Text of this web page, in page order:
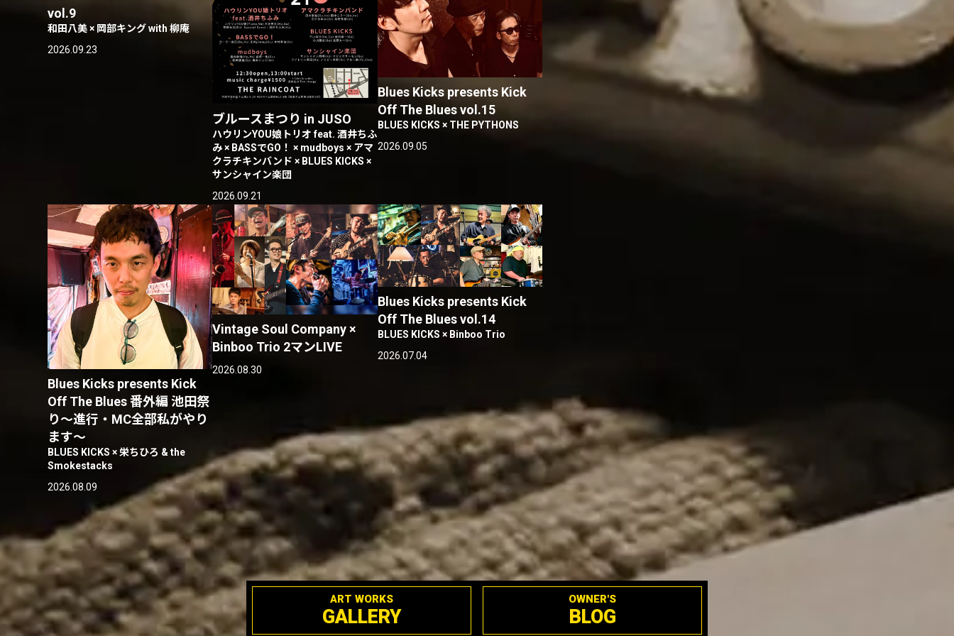
vol.9
和田八美 × 岡部キング with 柳庵
2026.09.23
ブルースまつり in JUSO
ハウリンYOU娘トリオ feat. 酒井ちふ
み × BASSでGO！ × mudboys × アマ
クラチキンバンド × BLUES KICKS ×
サンシャイン楽団
2026.09.21
Blues Kicks presents Kick
Off The Blues vol.15
BLUES KICKS × THE PYTHONS
2026.09.05
Blues Kicks presents Kick
Off The Blues 番外編 池田祭
り〜進行・MC全部私がやり
ます〜
BLUES KICKS × 栄ちひろ & the
Smokestacks
2026.08.09
Vintage Soul Company ×
Binboo Trio 2マンLIVE
2026.08.30
Blues Kicks presents Kick
Off The Blues vol.14
BLUES KICKS × Binboo Trio
2026.07.04
ART WORKS
GALLERY
OWNER'S
BLOG